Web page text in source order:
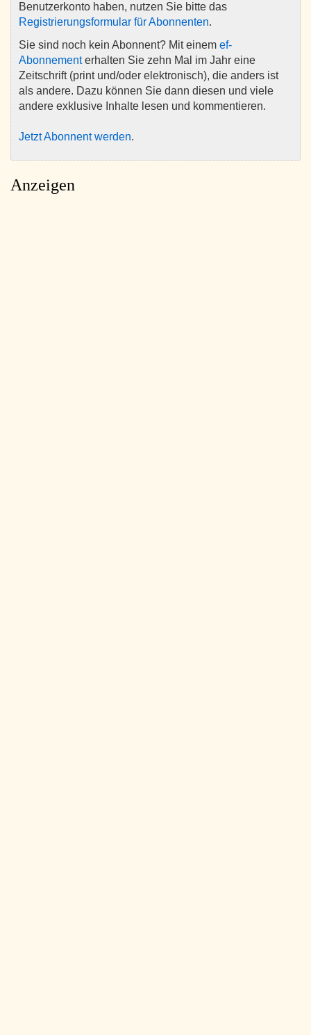
Benutzerkonto haben, nutzen Sie bitte das
Registrierungsformular für Abonnenten.
Sie sind noch kein Abonnent? Mit einem ef-
Abonnementerhalten Sie zehn Mal im Jahr eine
Zeitschrift (print und/oder elektronisch), die anders ist
als andere. Dazu können Sie dann diesen und viele
andere exklusive Inhalte lesen und kommentieren.
Jetzt Abonnent werden.
Anzeigen